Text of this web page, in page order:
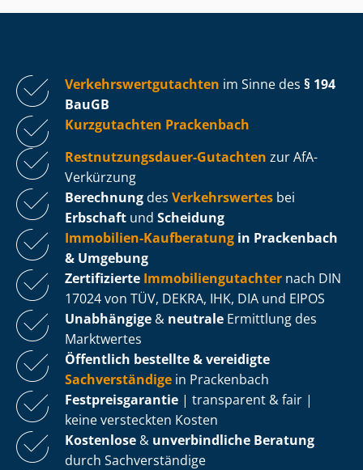
Ver­kehrs­wert­gut­ach­ten im Sinne des § 194
BauGB
Kurzgutachten Prackenbach
Rest­nut­zungs­dau­er-Gutachten zur AfA-
Verkürzung
Berechnung des Verkehrswertes bei
Erbschaft und Scheidung
Immobilien-Kaufberatung in Prackenbach
& Umgebung
Zertifizierte Im­mo­bi­li­en­gut­ach­ter nach DIN
17024 von TÜV, DEKRA, IHK, DIA und EIPOS
Unabhängige & neutrale Ermittlung des
Marktwertes
Öffentlich bestellte & vereidigte
Sachverständige in Prackenbach
Fest­preis­ga­ran­tie | transparent & fair |
keine versteckten Kosten
Kostenlose & unverbindliche Beratung
durch Sachverständige